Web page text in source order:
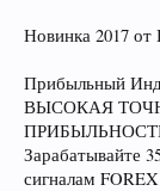
Новинка 2017 от
Прибыльный
ВЫСОКАЯ
Зарабатывайте
сигналам